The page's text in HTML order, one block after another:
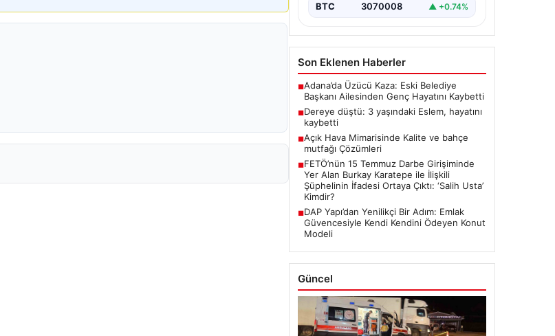
BTC 3070008 ▲ +0.74%
Son Eklenen Haberler
■Adana’da Üzücü Kaza: Eski Belediye
Başkanı Ailesinden Genç Hayatını Kaybetti
■Dereye düştü: 3 yaşındaki Eslem, hayatını
kaybetti
■Açık Hava Mimarisinde Kalite ve bahçe
mutfağı Çözümleri
■FETÖ’nün 15 Temmuz Darbe Girişiminde
Yer Alan Burkay Karatepe ile İlişkili
Şüphelinin İfadesi Ortaya Çıktı: ‘Salih Usta’
Kimdir?
■DAP Yapı’dan Yenilikçi Bir Adım: Emlak
Güvencesiyle Kendi Kendini Ödeyen Konut
Modeli
Güncel